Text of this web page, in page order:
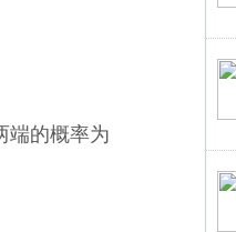
端的概率为